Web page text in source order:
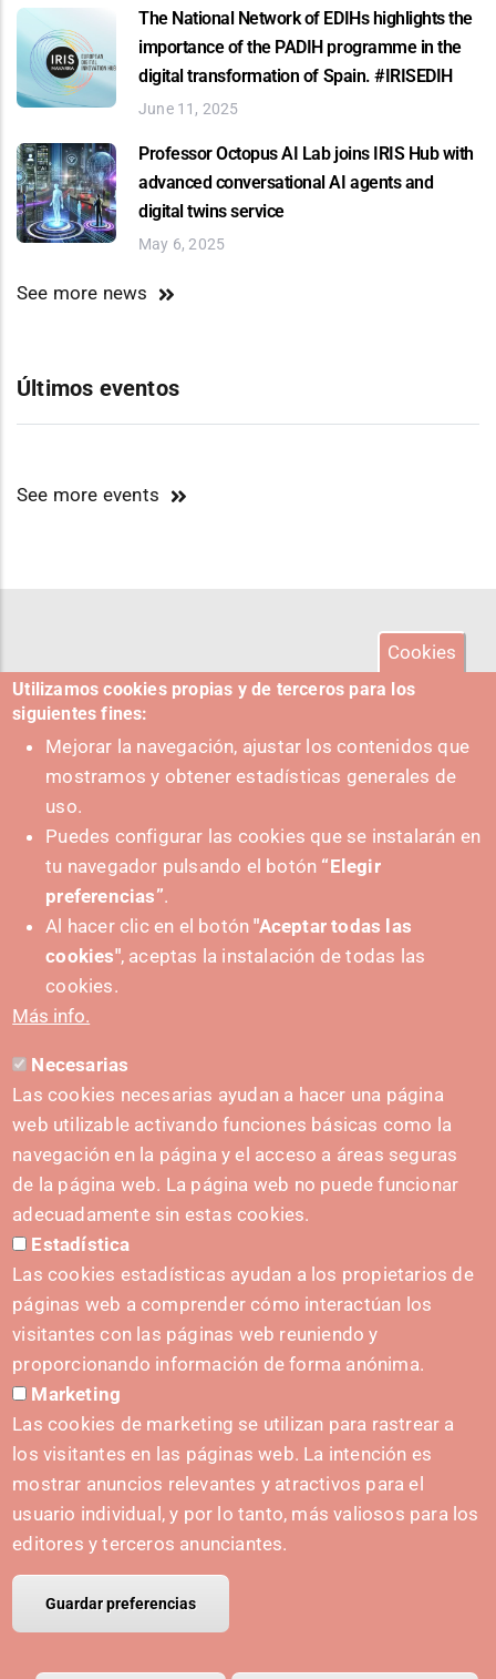
The National Network of EDIHs highlights the
importance of the PADIH programme in the
digital transformation of Spain. #IRISEDIH
June 11, 2025
Professor Octopus AI Lab joins IRIS Hub with
advanced conversational AI agents and
digital twins service
May 6, 2025
See more news
Últimos eventos
See more events
PUSHED FORWARD BY:
CONTACT
hola@irisnavarra.com
(+34) 628 23 12 32
C. del Sadar, 31006 Pamplona
Contact form
Press Kit
INITIATIVES
Navarra Cybersecurity Center
Spain Living Lab
Support for entrepreneurship
© Copyright Polo IRIS. Legal noticePrivacy policy
Cookies
Utilizamos cookies propias y de terceros para los
siguientes fines:
Mejorar la navegación, ajustar los contenidos que
mostramos y obtener estadísticas generales de
uso.
Puedes configurar las cookies que se instalarán en
tu navegador pulsando el botón “Elegir
preferencias”.
Al hacer clic en el botón"Aceptar todas las
cookies", aceptas la instalación de todas las
cookies.
Más info.
Necesarias
Las cookies necesarias ayudan a hacer una página
web utilizable activando funciones básicas como la
navegación en la página y el acceso a áreas seguras
de la página web. La página web no puede funcionar
adecuadamente sin estas cookies.
Estadística
Las cookies estadísticas ayudan a los propietarios de
páginas web a comprender cómo interactúan los
visitantes con las páginas web reuniendo y
proporcionando información de forma anónima.
Marketing
Las cookies de marketing se utilizan para rastrear a
los visitantes en las páginas web. La intención es
mostrar anuncios relevantes y atractivos para el
usuario individual, y por lo tanto, más valiosos para los
editores y terceros anunciantes.
Guardar preferencias